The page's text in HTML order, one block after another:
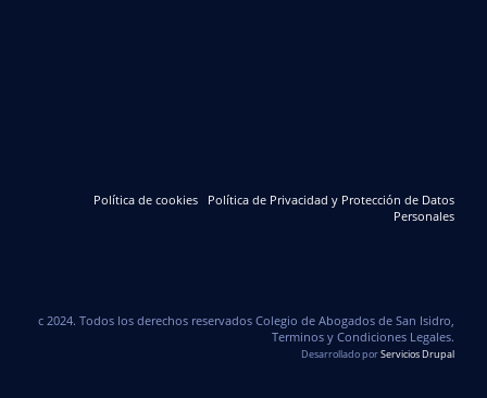
Política de cookies
Política de Privacidad y Protección de Datos
Personales
c 2024. Todos los derechos reservados Colegio de Abogados de San Isidro,
Terminos y Condiciones Legales.
Desarrollado porServicios Drupal